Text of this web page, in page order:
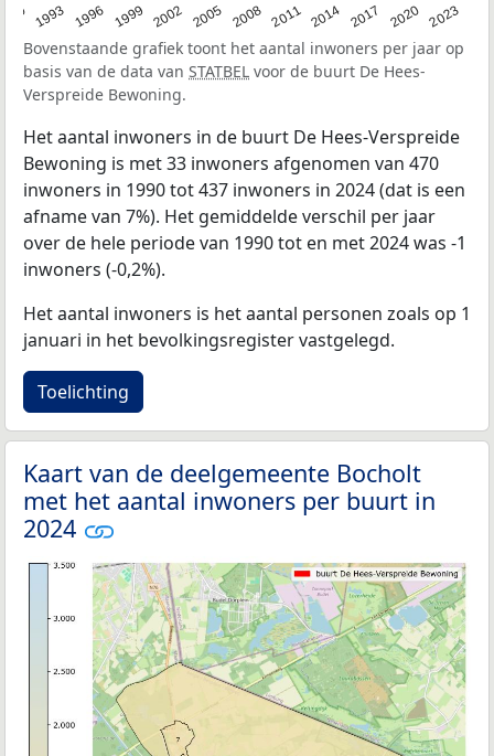
1993 1996 1999 2002 2005 2008 2011 2014 2017 2020 2023
Bovenstaande grafiek toont het aantal inwoners per jaar op
basis van de data van STATBEL voor de buurt De Hees-
Verspreide Bewoning.
Het aantal inwoners in de buurt De Hees-Verspreide
Bewoning is met 33 inwoners afgenomen van 470
inwoners in 1990 tot 437 inwoners in 2024 (dat is een
afname van 7%). Het gemiddelde verschil per jaar
over de hele periode van 1990 tot en met 2024 was -1
inwoners (-0,2%).
Het aantal inwoners is het aantal personen zoals op 1
januari in het bevolkingsregister vastgelegd.
Toelichting
Kaart van de deelgemeente Bocholt
met het aantal inwoners per buurt in
2024